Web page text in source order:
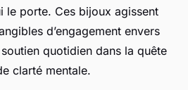
le porte. Ces bijoux agissent
d’engagement envers
quotidien dans la quête
clarté mentale.